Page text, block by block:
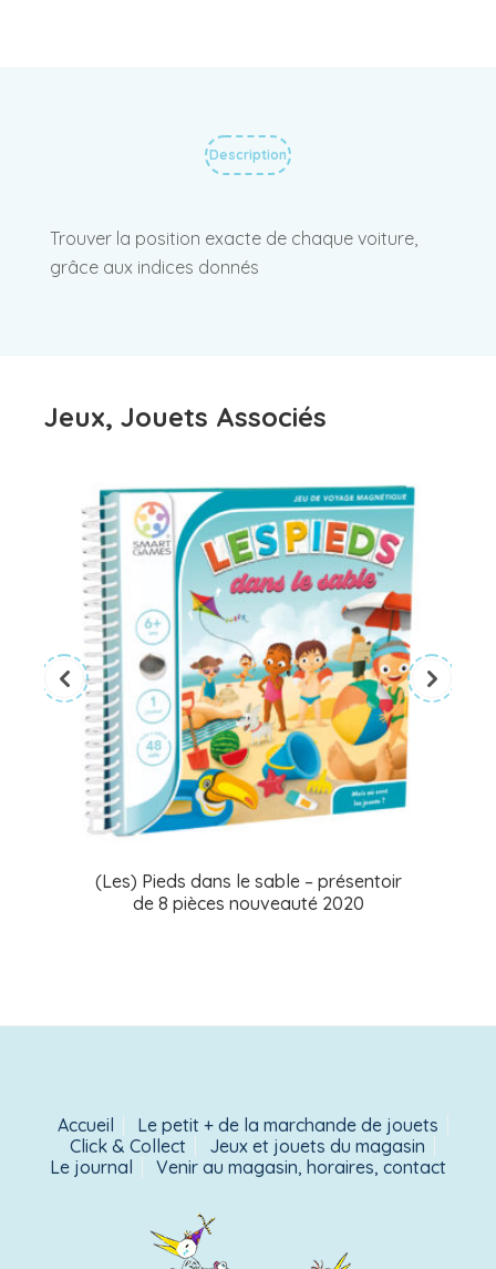
Description
Trouver la position exacte de chaque voiture,
grâce aux indices donnés
Jeux, Jouets Associés
(Les) Pieds dans le sable – présentoir
de 8 pièces nouveauté 2020
Accueil
Le petit + de la marchande de jouets
Click & Collect
Jeux et jouets du magasin
Le journal
Venir au magasin, horaires, contact